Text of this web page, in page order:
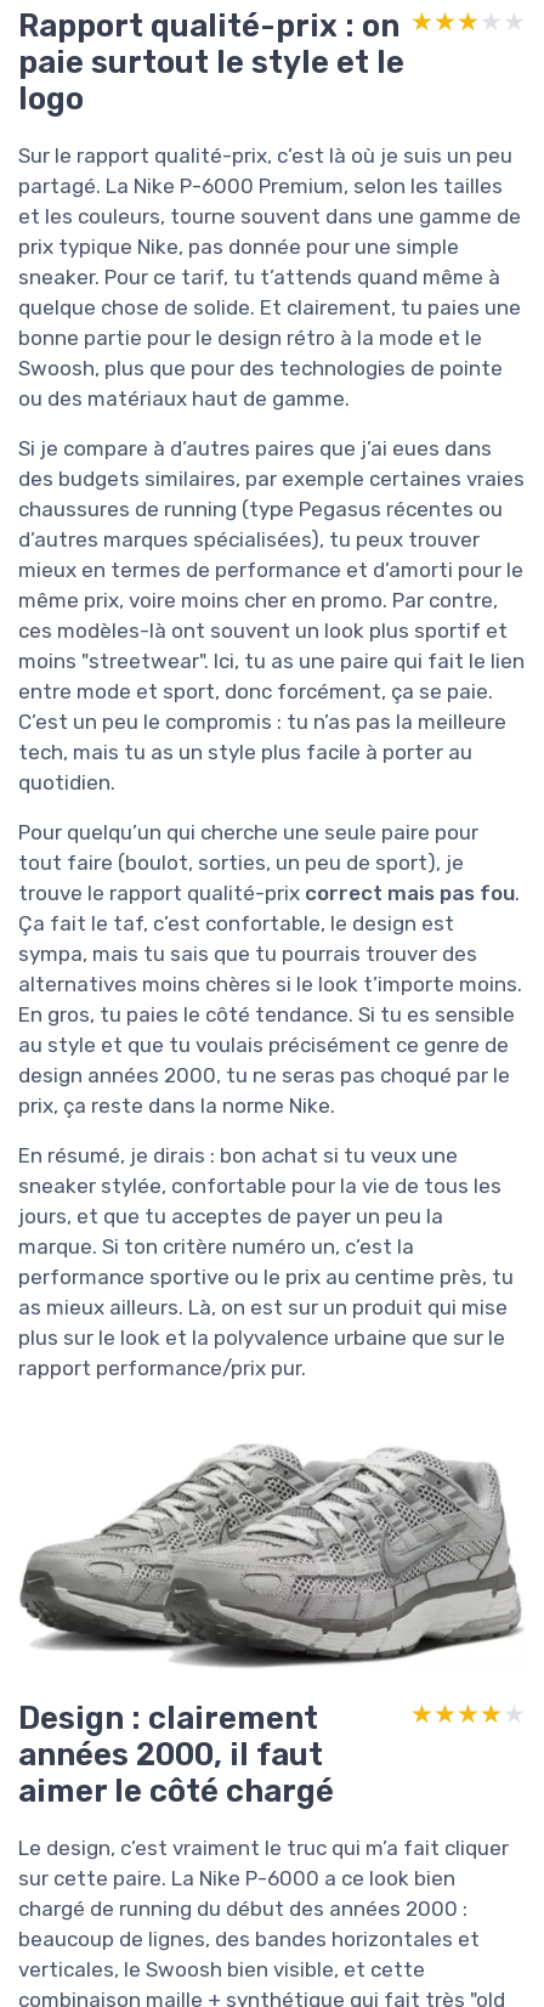
Rapport qualité-prix : on
paie surtout le style et le
logo
★★★★★
★★★★★
Sur le rapport qualité-prix, c’est là où je suis un peu
partagé. La Nike P-6000 Premium, selon les tailles
et les couleurs, tourne souvent dans une gamme de
prix typique Nike, pas donnée pour une simple
sneaker. Pour ce tarif, tu t’attends quand même à
quelque chose de solide. Et clairement, tu paies une
bonne partie pour le design rétro à la mode et le
Swoosh, plus que pour des technologies de pointe
ou des matériaux haut de gamme.
Si je compare à d’autres paires que j’ai eues dans
des budgets similaires, par exemple certaines vraies
chaussures de running (type Pegasus récentes ou
d’autres marques spécialisées), tu peux trouver
mieux en termes de performance et d’amorti pour le
même prix, voire moins cher en promo. Par contre,
ces modèles-là ont souvent un look plus sportif et
moins "streetwear". Ici, tu as une paire qui fait le lien
entre mode et sport, donc forcément, ça se paie.
C’est un peu le compromis : tu n’as pas la meilleure
tech, mais tu as un style plus facile à porter au
quotidien.
Pour quelqu’un qui cherche une seule paire pour
tout faire (boulot, sorties, un peu de sport), je
trouve le rapport qualité-prix correct mais pas fou.
Ça fait le taf, c’est confortable, le design est
sympa, mais tu sais que tu pourrais trouver des
alternatives moins chères si le look t’importe moins.
En gros, tu paies le côté tendance. Si tu es sensible
au style et que tu voulais précisément ce genre de
design années 2000, tu ne seras pas choqué par le
prix, ça reste dans la norme Nike.
En résumé, je dirais : bon achat si tu veux une
sneaker stylée, confortable pour la vie de tous les
jours, et que tu acceptes de payer un peu la
marque. Si ton critère numéro un, c’est la
performance sportive ou le prix au centime près, tu
as mieux ailleurs. Là, on est sur un produit qui mise
plus sur le look et la polyvalence urbaine que sur le
rapport performance/prix pur.
Design : clairement
années 2000, il faut
aimer le côté chargé
★★★★★
★★★★★
Le design, c’est vraiment le truc qui m’a fait cliquer
sur cette paire. La Nike P-6000 a ce look bien
chargé de running du début des années 2000 :
beaucoup de lignes, des bandes horizontales et
verticales, le Swoosh bien visible, et cette
combinaison maille + synthétique qui fait très "old